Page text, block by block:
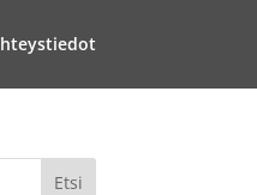
Etsi